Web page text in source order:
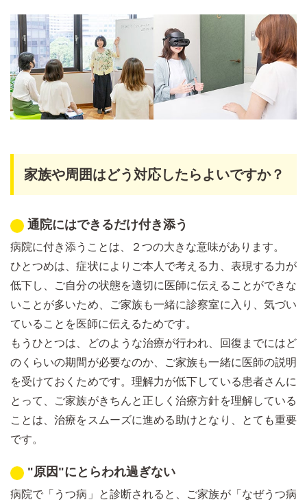
家族や周囲はどう対応したらよいですか？
通院にはできるだけ付き添う
病院に付き添うことは、２つの大きな意味があります。
ひとつめは、症状によりご本人で考える力、表現する力が
低下し、ご自分の状態を適切に医師に伝えることができな
いことが多いため、ご家族も一緒に診察室に入り、気づい
ていることを医師に伝えるためです。
もうひとつは、どのような治療が行われ、回復までにはど
のくらいの期間が必要なのか、ご家族も一緒に医師の説明
を受けておくためです。理解力が低下している患者さんに
とって、ご家族がきちんと正しく治療方針を理解している
ことは、治療をスムーズに進める助けとなり、とても重要
です。
"原因"にとらわれ過ぎない
病院で「うつ病」と診断されると、ご家族が「なぜうつ病